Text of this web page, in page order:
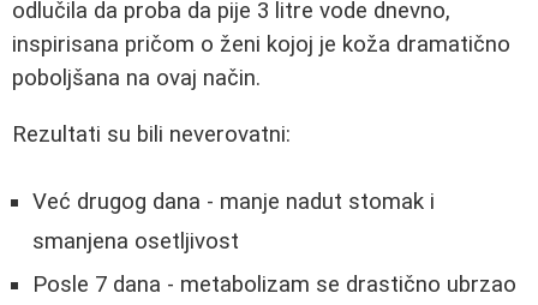
odlučila da proba da pije 3 litre vode dnevno,
inspirisana pričom o ženi kojoj je koža dramatično
poboljšana na ovaj način.
Rezultati su bili neverovatni:
Već drugog dana - manje nadut stomak i
smanjena osetljivost
Posle 7 dana - metabolizam se drastično ubrzao